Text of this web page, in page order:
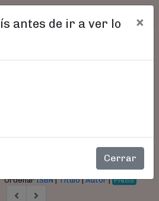
antes de ir a ver lo
×
Cerrar
OrdenarISBN|Título|Autor| Precio